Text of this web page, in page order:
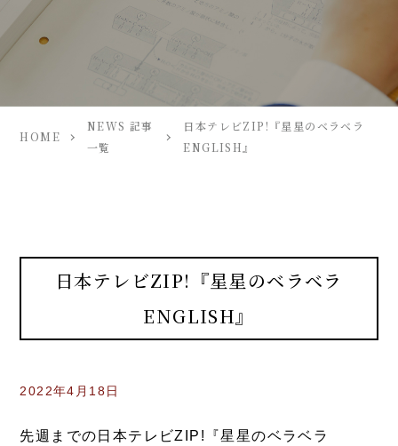
HOME
NEWS 記事
一覧
日本テレビZIP!『星星のベラベラ
ENGLISH』
日本テレビZIP!『星星のベラベラ
ENGLISH』
2022年4月18日
先週までの日本テレビZIP!『星星のベラベラ